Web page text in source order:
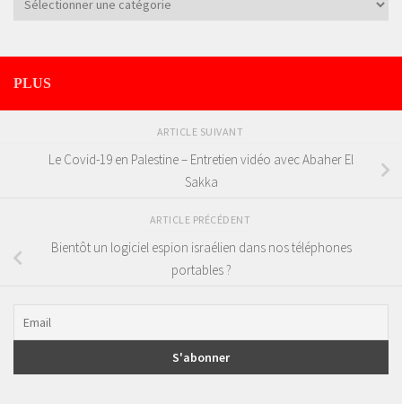
PLUS
ARTICLE SUIVANT
Le Covid-19 en Palestine – Entretien vidéo avec Abaher El
Sakka
ARTICLE PRÉCÉDENT
Bientôt un logiciel espion israélien dans nos téléphones
portables ?